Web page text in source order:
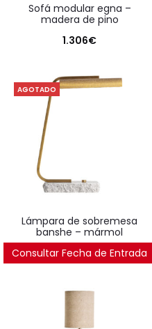
sofá modular egna –
madera de pino
1.306€
AGOTADO
lámpara de sobremesa
banshe – mármol
358€
Consultar Fecha de Entrada